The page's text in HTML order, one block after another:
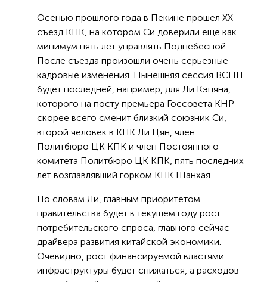
Осенью прошлого года в Пекине прошел XX
съезд КПК, на котором Си доверили еще как
минимум пять лет управлять Поднебесной.
После съезда произошли очень серьезные
кадровые изменения. Нынешняя сессия ВСНП
будет последней, например, для Ли Кэцяна,
которого на посту премьера Госсовета КНР
скорее всего сменит близкий союзник Си,
второй человек в КПК Ли Цян, член
Политбюро ЦК КПК и член Постоянного
комитета Политбюро ЦК КПК, пять последних
лет возглавлявший горком КПК Шанхая.
По словам Ли, главным приоритетом
правительства будет в текущем году рост
потребительского спроса, главного сейчас
драйвера развития китайской экономики.
Очевидно, рост финансируемой властями
инфраструктуры будет снижаться, а расходов